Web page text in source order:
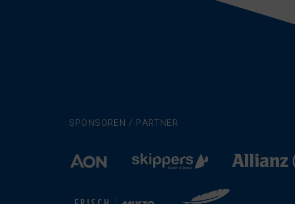
SPONSOREN / PARTNER